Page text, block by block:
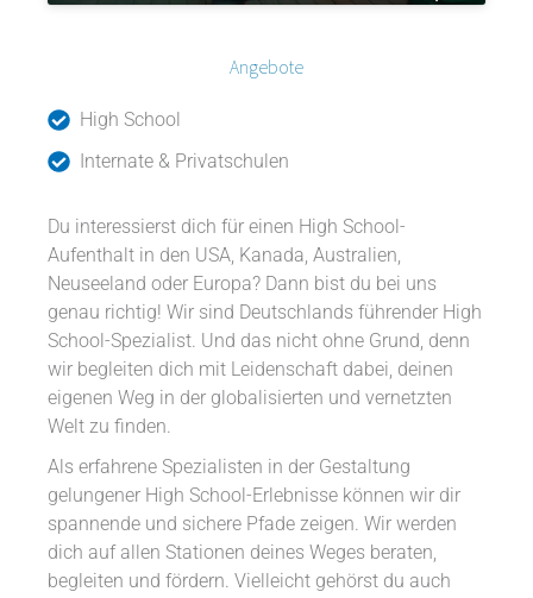
Angebote
High School
Internate & Privatschulen
Du interessierst dich für einen High School-
Aufenthalt in den USA, Kanada, Australien,
Neuseeland oder Europa? Dann bist du bei uns
genau richtig! Wir sind Deutschlands führender High
School-Spezialist. Und das nicht ohne Grund, denn
wir begleiten dich mit Leidenschaft dabei, deinen
eigenen Weg in der globalisierten und vernetzten
Welt zu finden.
Als erfahrene Spezialisten in der Gestaltung
gelungener High School-Erlebnisse können wir dir
spannende und sichere Pfade zeigen. Wir werden
dich auf allen Stationen deines Weges beraten,
begleiten und fördern. Vielleicht gehörst du auch